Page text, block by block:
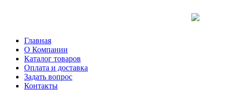
Главная
О Компании
Каталог товаров
Оплата и доставка
Задать вопрос
Контакты